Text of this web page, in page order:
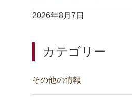
2026年8月7日
カテゴリー
その他の情報